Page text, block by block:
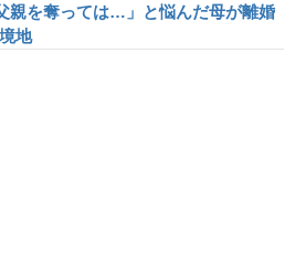
親を奪っては…」と悩んだ母が離婚
地